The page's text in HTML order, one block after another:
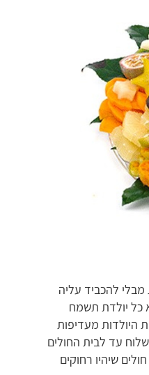
להכביד עליה
כל יולדת תשמח
היולדות מעדיפות
עד לבית החולים
שיהיו רחוקים